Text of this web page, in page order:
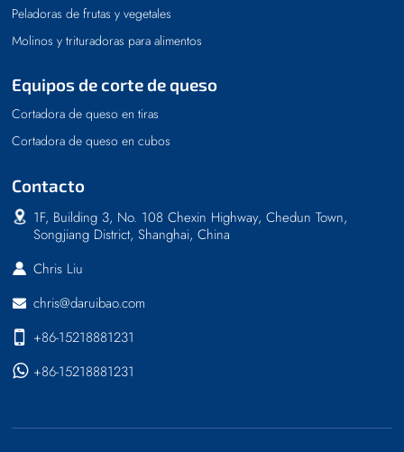
Peladoras de frutas y vegetales
Molinos y trituradoras para alimentos
Equipos de corte de queso
Cortadora de queso en tiras
Cortadora de queso en cubos
Contacto
1F, Building 3, No. 108 Chexin Highway, Chedun Town,
Songjiang District, Shanghai, China
Chris Liu
chris@daruibao.com
+86-15218881231
+86-15218881231